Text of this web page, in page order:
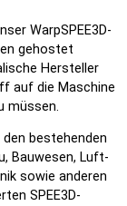
WarpSPEE3D-
gehostet
Hersteller
auf die Maschine
müssen.
bestehenden
Bauwesen, Luft-
sowie anderen
SPEE3D-